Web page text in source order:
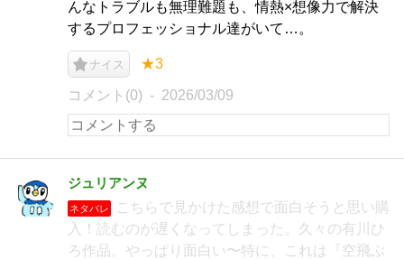
んなトラブルも無理難題も、情熱×想像力で解決
するプロフェッショナル達がいて…。
ナイス ★3
コメント(0) 2026/03/09
ジュリアンヌ
ネタバレ
こちらで見かけた感想で面白そうと思い購
入！読むのが遅くなってしまった。久々の有川ひ
ろ作品。やっぱり面白い〜特に、これは『空飛ぶ